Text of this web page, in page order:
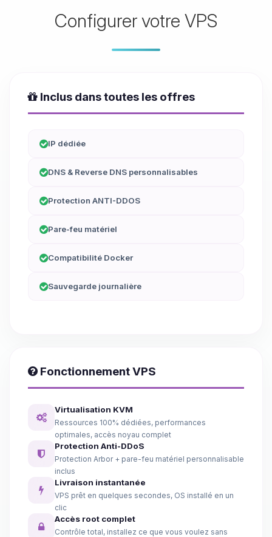
Configurer votre VPS
Inclus dans toutes les offres
IP dédiée
DNS & Reverse DNS personnalisables
Protection ANTI-DDOS
Pare-feu matériel
Compatibilité Docker
Sauvegarde journalière
Fonctionnement VPS
Virtualisation KVM
Ressources 100% dédiées, performances
optimales, accès noyau complet
Protection Anti-DDoS
Protection Arbor + pare-feu matériel personnalisable
inclus
Livraison instantanée
VPS prêt en quelques secondes, OS installé en un
clic
Accès root complet
Contrôle total, installez ce que vous voulez sans